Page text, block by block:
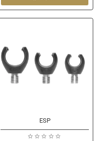
PRESTON
Rod
ESP